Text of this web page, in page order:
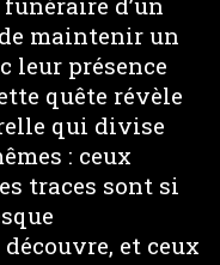
maintenir un
leur présence
quête révèle
qui divise
: ceux
traces sont si
et ceux